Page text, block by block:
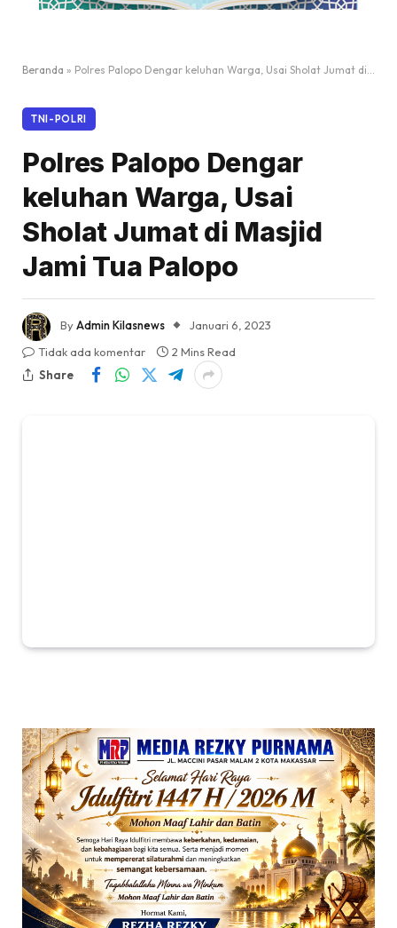
Beranda » Polres Palopo Dengar keluhan Warga, Usai Sholat Jumat di Masjid Jami Tua Palopo
TNI-POLRI
Polres Palopo Dengar
keluhan Warga, Usai
Sholat Jumat di Masjid
Jami Tua Palopo
ByAdmin Kilasnews
Januari 6, 2023
Tidak ada komentar
2 Mins Read
Share